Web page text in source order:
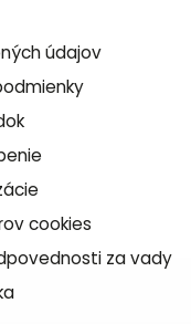
údajov
cookies
za vady